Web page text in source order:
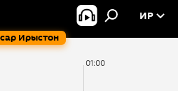
Ирыстон
ИР
01:00